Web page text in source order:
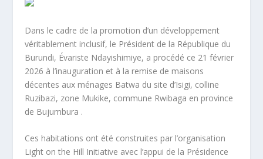
Dans le cadre de la promotion d’un développement
véritablement inclusif, le Président de la République du
Burundi, Évariste Ndayishimiye, a procédé ce 21 février
2026 à l’inauguration et à la remise de maisons
décentes aux ménages Batwa du site d’Isigi, colline
Ruzibazi, zone Mukike, commune Rwibaga en province
de Bujumbura .
Ces habitations ont été construites par l’organisation
Light on the Hill Initiative avec l’appui de la Présidence